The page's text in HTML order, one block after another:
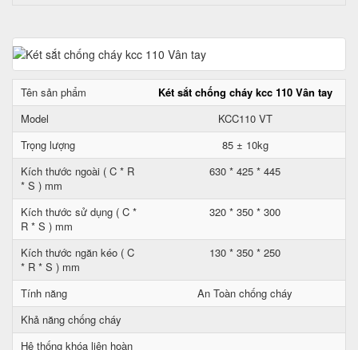
Tên sản phẩm
Két sắt chống cháy kcc 110 Vân tay
Model
KCC110 VT
Trọng lượng
85 ± 10kg
Kích thước ngoài ( C * R
* S ) mm
630 * 425 * 445
Kích thước sử dụng ( C *
R * S ) mm
320 * 350 * 300
Kích thước ngăn kéo ( C
* R * S ) mm
130 * 350 * 250
Tính năng
An Toàn chống cháy
Khả năng chống cháy
Hệ thống khóa liên hoàn